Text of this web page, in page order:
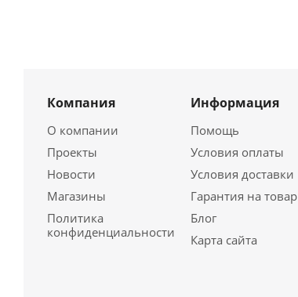
Компания
О компании
Проекты
Новости
Магазины
Политика
конфиденциальности
Информация
Помощь
Условия оплаты
Условия доставки
Гарантия на товар
Блог
Карта сайта